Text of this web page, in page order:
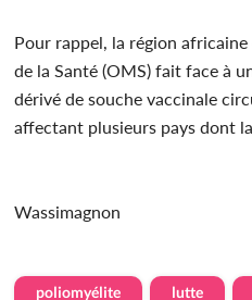
Pour rappel, la région
de la Santé (OMS) fait face à
dérivé de souche vaccinale
affectant plusieurs pays dont
Wassimagnon
poliomyélite lutte